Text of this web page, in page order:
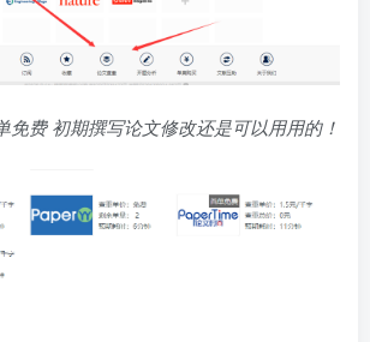
免费 初期撰写论文修改还是可以用用的！